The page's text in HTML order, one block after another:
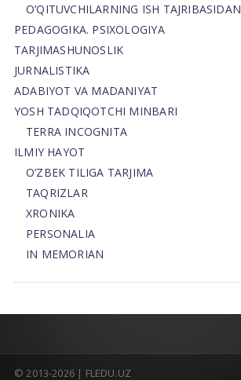
O’QITUVCHILARNING ISH TAJRIBASIDAN
PEDAGOGIKA. PSIXOLOGIYA
TARJIMASHUNOSLIK
JURNALISTIKA
ADABIYOT VA MADANIYAT
YOSH TADQIQOTCHI MINBARI
TERRA INCOGNITA
ILMIY HAYOT
O’ZBEK TILIGA TARJIMA
TAQRIZLAR
XRONIKA
PERSONALIA
IN MEMORIAN
© 2013-2026 | FLEDU.UZ